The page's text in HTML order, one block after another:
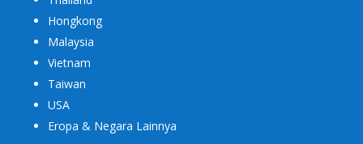
Hongkong
Malaysia
Vietnam
Taiwan
USA
Eropa & Negara Lainnya